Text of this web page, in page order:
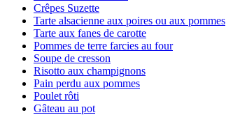
Crêpes Suzette
Tarte alsacienne aux poires ou aux pommes
Tarte aux fanes de carotte
Pommes de terre farcies au four
Soupe de cresson
Risotto aux champignons
Pain perdu aux pommes
Poulet rôti
Gâteau au pot